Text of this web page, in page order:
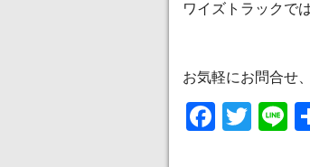
ワイズトラックで
お気軽にお問合せ